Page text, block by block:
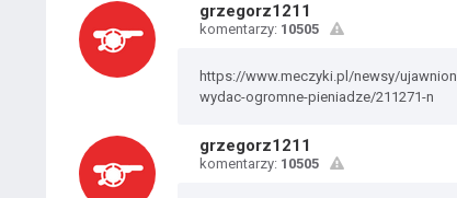
grzegorz1211
komentarzy: 10505
https://www.meczyki.pl/newsy/
wydac-ogromne-pieniadze/211271-n
grzegorz1211
komentarzy: 10505